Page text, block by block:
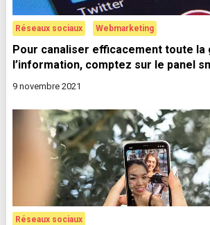
Réseaux sociaux Webmarketing
Pour canaliser efficacement toute la
l’information, comptez sur le panel
9 novembre 2021
Réseaux sociaux